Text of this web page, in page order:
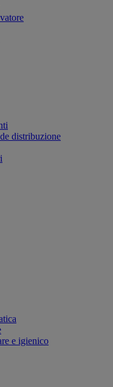
distribuzione
e igienico